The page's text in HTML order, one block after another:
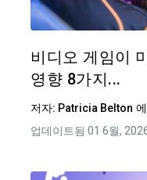
비디오 게임이
영향 8가지...
저자: Patricia Belton
업데이트됨 01 6월,